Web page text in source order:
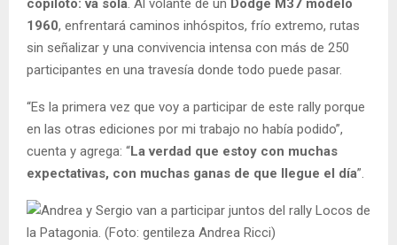
copiloto: va sola. Al volante de un Dodge M37 modelo
1960, enfrentará caminos inhóspitos, frío extremo, rutas
sin señalizar y una convivencia intensa con más de 250
participantes en una travesía donde todo puede pasar.
“Es la primera vez que voy a participar de este rally porque
en las otras ediciones por mi trabajo no había podido”,
cuenta y agrega: “La verdad que estoy con muchas
expectativas, con muchas ganas de que llegue el día”.